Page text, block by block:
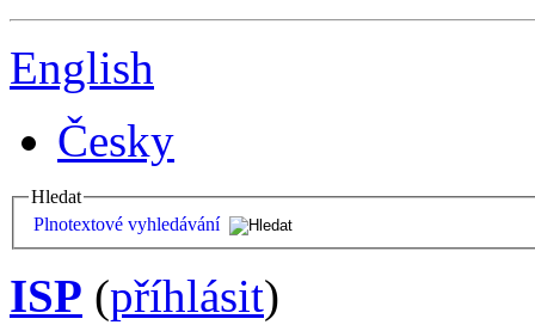
English
Česky
Hledat
Plnotextové vyhledávání
ISP (příhlásit)